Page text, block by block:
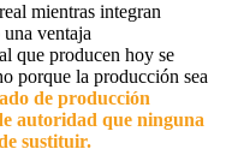
mientras integran
ventaja
que producen hoy se
porque la producción sea
de producción
autoridad que ninguna
sustituir.